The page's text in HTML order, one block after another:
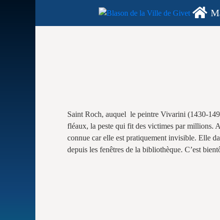
Saint Roch, auquel le peintre Vivarini (1430-
fléaux, la peste qui fit des victimes par millions.
connue car elle est pratiquement invisible. Elle
depuis les fenêtres de la bibliothèque. C’est